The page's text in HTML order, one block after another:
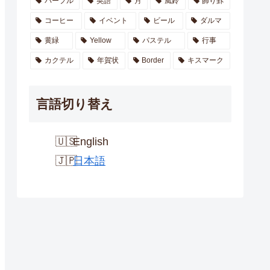
コーヒー イベント ビール ダルマ
黄緑 Yellow パステル 行事
カクテル 年賀状 Border キスマーク
言語切り替え
English
日本語